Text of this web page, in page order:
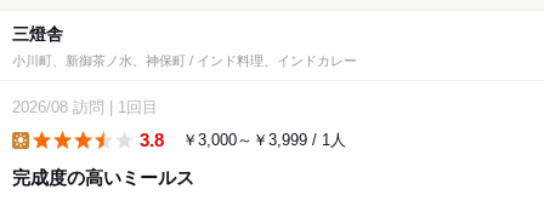
三燈舎
小川町、新御茶ノ水、神保町 / インド料理、インドカレー
2026/08 訪問 1回目
3.8 ￥3,000～￥3,999 / 1人
完成度の高いミールス